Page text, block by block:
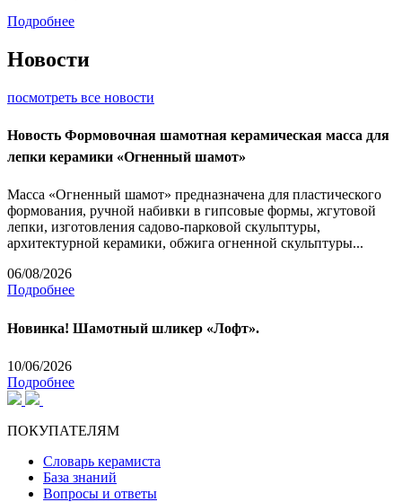
Подробнее
Новости
посмотреть все новости
Новость Формовочная шамотная керамическая масса для
лепки керамики «Огненный шамот»
Масса «Огненный шамот» предназначена для пластического
формования, ручной набивки в гипсовые формы, жгутовой
лепки, изготовления садово-парковой скульптуры,
архитектурной керамики, обжига огненной скульптуры...
06/08/2026
Подробнее
Новинка! Шамотный шликер «Лофт».
10/06/2026
Подробнее
ПОКУПАТЕЛЯМ
Словарь керамиста
База знаний
Вопросы и ответы